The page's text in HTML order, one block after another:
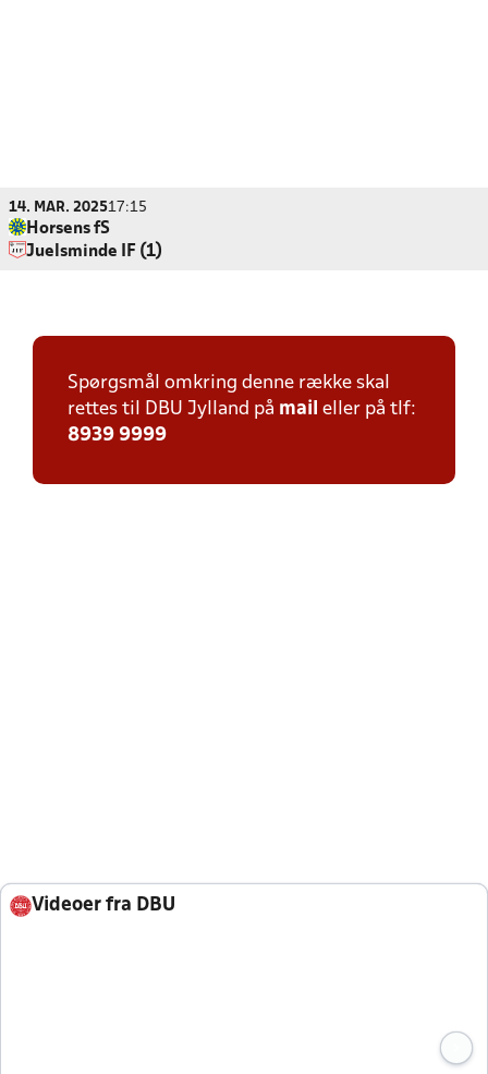
14. MAR. 202517:15
Horsens fS
Juelsminde IF (1)
Spørgsmål omkring denne række skal
rettes til DBU Jylland på mail eller på tlf:
8939 9999
Videoer fra DBU